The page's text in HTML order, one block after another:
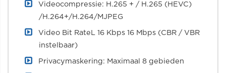
Videocompressie: H.265 + / H.265 (HEVC)
/H.264+/H.264/MJPEG
Video Bit RateL 16 Kbps 16 Mbps (CBR / VBR
instelbaar)
Privacymaskering: Maximaal 8 gebieden